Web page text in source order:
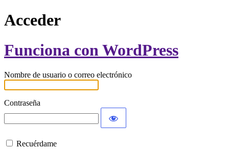
Acceder
Funciona con WordPress
Nombre de usuario o correo electrónico
Contraseña
Recuérdame